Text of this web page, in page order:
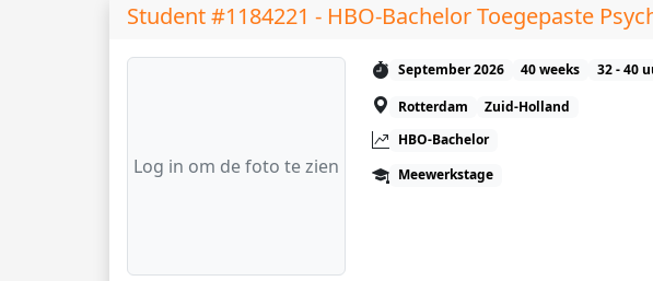
Student #1184221 - HBO-Bachelor Toegepaste
Log in om de foto te zien
September 2026 40 weeks
32 - 40
Rotterdam
Zuid-Holland
HBO-Bachelor
Meewerkstage